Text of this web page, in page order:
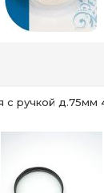
с ручкой д.75мм